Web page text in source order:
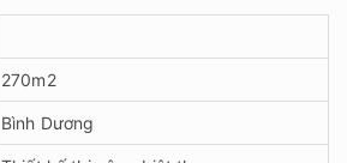
270m2
Bình Dương